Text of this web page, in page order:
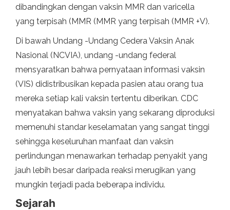
dibandingkan dengan vaksin MMR dan varicella
yang terpisah (MMR (MMR yang terpisah (MMR +V).
Di bawah Undang -Undang Cedera Vaksin Anak
Nasional (NCVIA), undang -undang federal
mensyaratkan bahwa pernyataan informasi vaksin
(VIS) didistribusikan kepada pasien atau orang tua
mereka setiap kali vaksin tertentu diberikan. CDC
menyatakan bahwa vaksin yang sekarang diproduksi
memenuhi standar keselamatan yang sangat tinggi
sehingga keseluruhan manfaat dan vaksin
perlindungan menawarkan terhadap penyakit yang
jauh lebih besar daripada reaksi merugikan yang
mungkin terjadi pada beberapa individu.
Sejarah